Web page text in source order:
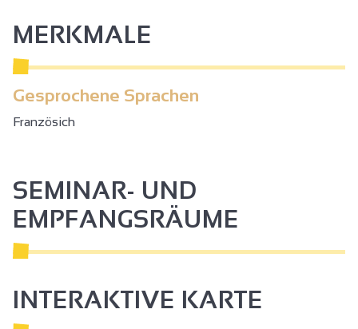
MERKMALE
Gesprochene Sprachen
Französich
SEMINAR- UND
EMPFANGSRÄUME
INTERAKTIVE KARTE